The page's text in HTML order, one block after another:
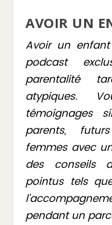
AVOIR UN
Avoir un
podcast
parentalité
atypiques.
témoignages
parents,
femmes avec
des conseils
pointus tels
pendant un